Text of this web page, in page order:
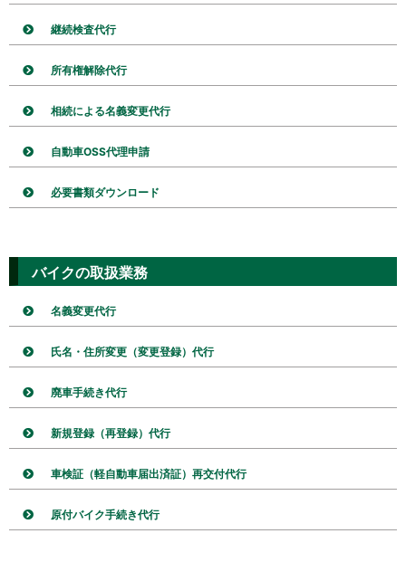
継続検査代行
所有権解除代行
相続による名義変更代行
自動車OSS代理申請
必要書類ダウンロード
バイクの取扱業務
名義変更代行
氏名・住所変更（変更登録）代行
廃車手続き代行
新規登録（再登録）代行
車検証（軽自動車届出済証）再交付代行
原付バイク手続き代行